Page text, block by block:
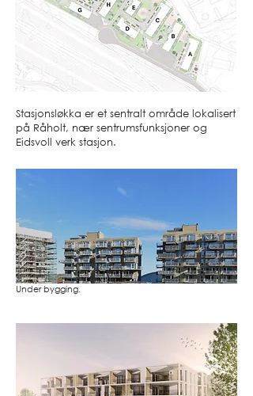
Stasjonsløkka er et sentralt område lokalisert
på Råholt, nær sentrumsfunksjoner og
Eidsvoll verk stasjon.
Under bygging.